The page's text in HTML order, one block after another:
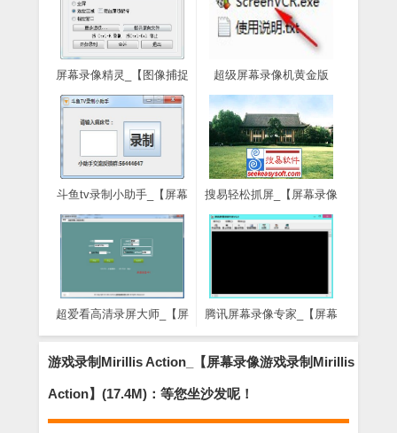
屏幕录像精灵_【图像捕捉
屏幕录像精灵,屏幕录像】
(1.8M)
超级屏幕录像机黄金版
_【屏幕录像超级屏幕录像
机,屏幕录像软件】(9.5M)
斗鱼tv录制小助手_【屏幕
录像斗鱼tv录制小助手,屏
搜易轻松抓屏_【屏幕录像
搜易轻松抓屏,屏幕录像】
(432KB)
超爱看高清录屏大师_【屏
腾讯屏幕录像专家_【屏幕
游戏录制Mirillis Action_【屏幕录像游戏录制Mirillis
Action】(17.4M)：等您坐沙发呢！